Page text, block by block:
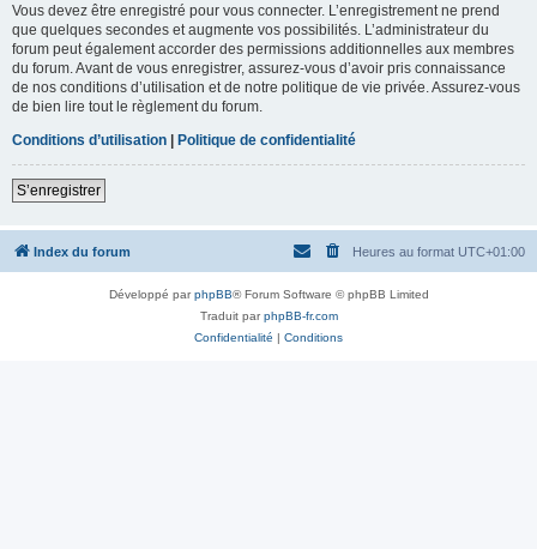
Vous devez être enregistré pour vous connecter. L’enregistrement ne prend
que quelques secondes et augmente vos possibilités. L’administrateur du
forum peut également accorder des permissions additionnelles aux membres
du forum. Avant de vous enregistrer, assurez-vous d’avoir pris connaissance
de nos conditions d’utilisation et de notre politique de vie privée. Assurez-vous
de bien lire tout le règlement du forum.
Conditions d’utilisation | Politique de confidentialité
S’enregistrer
Index du forum Heures au format UTC+01:00
Développé parphpBB® Forum Software © phpBB Limited
Traduit parphpBB-fr.com
Confidentialité | Conditions